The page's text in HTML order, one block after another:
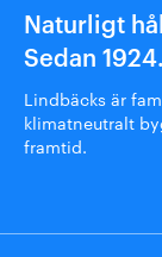
Naturligt
Sedan 1924.
Lindbäcks är
klimatneutralt
framtid.